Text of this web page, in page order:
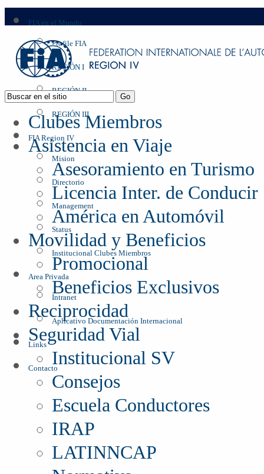
FIA en el Mundo
Profile FIA
REGIÓN I
REGIÓN II
REGIÓN III
FIA Region IV
Mision
Directorio
Management
Status
Institucional Clubes Miembros
Area Privada
Intranet
Aplicativo Documentación Internacional
Links
Contacto
Clubes Miembros
Asistencia en Viaje
Asesoramiento en Turismo
Licencia Inter. de Conducir
América en Automóvil
Movilidad y Beneficios
Promocional
Beneficios Exclusivos
Reciprocidad
Seguridad Vial
Institucional SV
Consejos
Escuela Conductores
IRAP
LATINNCAP